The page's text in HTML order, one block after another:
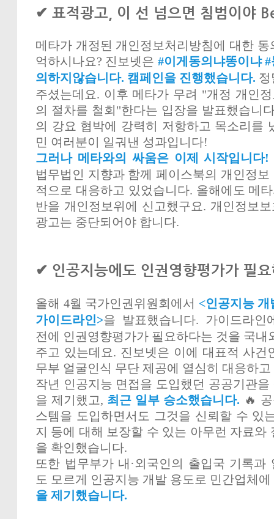
✔ 표적광고, 이 선 넘으면 침범이야
메타가 개정된 개인정보처리방침에 대한
억하시나요? 진보넷은 #이게동의냐똥이냐
의하지않습니다. 캠페인을 진행했습니다. 정
주셨는데요. 이후 메타가 무려 "개정 개인
의 절차를 철회"한다는 입장을 발표했습니
의 강요 협박에 강력히 저항하고 목소리를
민 여러분이 일궈낸 성과입니다!
그러나 메타와의 싸움은 이제 시작입니다
법무법인 지향과 함께 페이스북의 개인정
적으로 대응하고 있었습니다. 올해에도 메
반을 개인정보위에 신고했구요. 개인정보
광고는 중단되어야 합니다.
✔ 인공지능에도 인권영향평가가 필
올해 4월 국가인권위원회에서 <인공지능
가이드라인>을 발표했습니다. 가이드라인
전에 인권영향평가가 필요하다는 것을 국내
주고 있는데요. 진보넷은 이에 대표적 사건
무부 얼굴인식 무단 제공에 열심히 대응하
작년 인공지능 면접을 도입했던 공공기관
을 제기했고, 최근 일부 승소했습니다. 🔥
스템을 도입하면서도 그것을 신뢰할 수 있
지 등에 대해 보장할 수 있는 아무런 자료와
을 확인했습니다.
또한 법무부가 내·외국인의 출입국 기록과
도 모르게 인공지능 개발 용도로 민간업체
을 제기했습니다.